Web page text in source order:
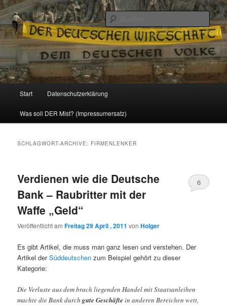
Reizzentrum
Politik, Wirtschaft, Soziales und Gesellschaft
Zum
Inhalt
Zum
sekundären
Start Datenschutzerklärung
Was soll DER Mist? (Impressumersatz)
SCHLAGWORT-ARCHIVE: FIRMENLENKER
Verdienen wie die Deutsche
Bank – Raubritter mit der
Waffe „Geld“
Veröffentlicht amFreitag 29 April , 2011 vonHolger
6
Es gibt Artikel, die muss man ganz lesen und verstehen. Der
Artikel derSüddeutschen zum Beispiel gehört zu dieser
Kategorie:
Die Verluste aus dem brach liegenden Handel mit Staatsanleihen
machte die Bank durch gute Geschäfte in anderen Bereichen wett,